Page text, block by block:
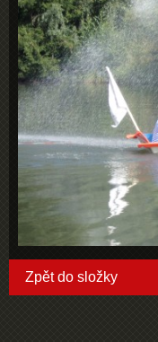
Zpět do složky